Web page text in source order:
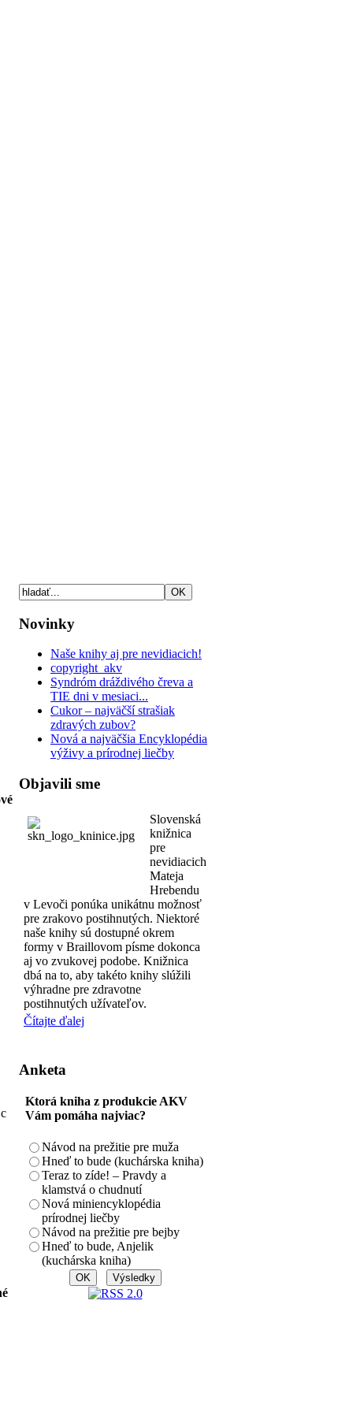
Novinky
Naše knihy aj pre nevidiacich!
copyright_akv
Syndróm dráždivého čreva a
TIE dni v mesiaci...
Cukor – najväčší strašiak
zdravých zubov?
Nová a najväčšia Encyklopédia
výživy a prírodnej liečby
Objavili sme
Slovenská
knižnica
pre
nevidiacich
Mateja
Hrebendu
v Levoči ponúka unikátnu možnosť
pre zrakovo postihnutých. Niektoré
naše knihy sú dostupné okrem
formy v Braillovom písme dokonca
aj vo zvukovej podobe. Knižnica
dbá na to, aby takéto knihy slúžili
výhradne pre zdravotne
postihnutých užívateľov.
Čítajte ďalej
Anketa
Ktorá kniha z produkcie AKV
Vám pomáha najviac?
Návod na prežitie pre muža
Hneď to bude (kuchárska kniha)
Teraz to zíde! – Pravdy a
klamstvá o chudnutí
Nová miniencyklopédia
prírodnej liečby
Návod na prežitie pre bejby
Hneď to bude, Anjelik
(kuchárska kniha)